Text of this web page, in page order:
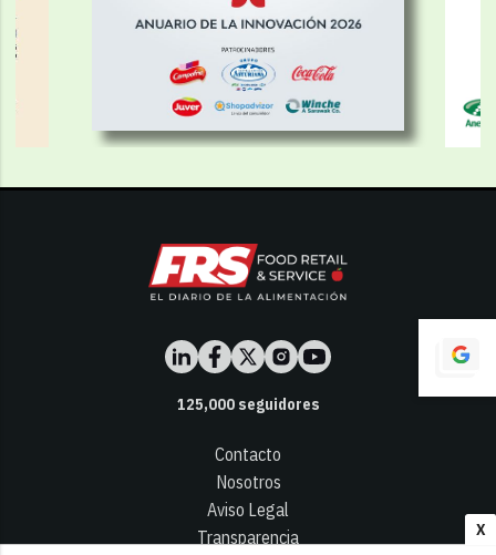
X
125,000seguidores
Contacto
Nosotros
Aviso Legal
Transparencia